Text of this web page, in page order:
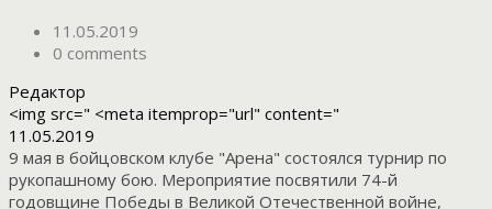
11.05.2019
0 comments
Редактор
<img src=" <meta itemprop="url" content="
11.05.2019
9 мая в бойцовском клубе "Арена" состоялся турнир по
рукопашному бою. Мероприятие посвятили 74-й
годовщине Победы в Великой Отечественной войне,